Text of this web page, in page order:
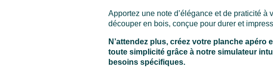
Apportez une note d’élégance et de praticité à
découper en bois, conçue pour durer et
N’attendez plus, créez votre planche apéro
toute simplicité grâce à notre simulateur
besoins spécifiques.